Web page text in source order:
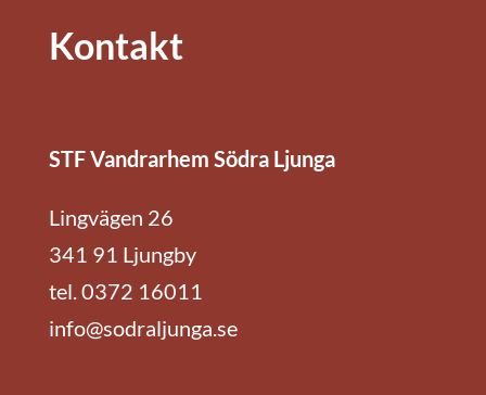
Kontakt
STF Vandrarhem Södra Ljunga
Lingvägen 26
341 91 Ljungby
tel. 0372 16011
info@sodraljunga.se